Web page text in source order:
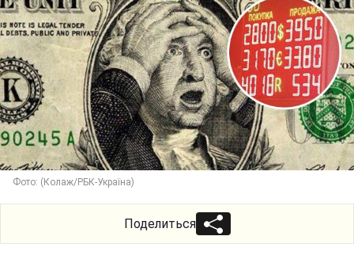
Фото: (Колаж/РБК-Україна)
Поделиться